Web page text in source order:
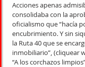
Acciones apenas
consolidaba con la
oficialismo que “hacía
encubrimiento. Y sin
la Ruta 40 que se
inmobiliario”, (cliquear
“A los corchazos